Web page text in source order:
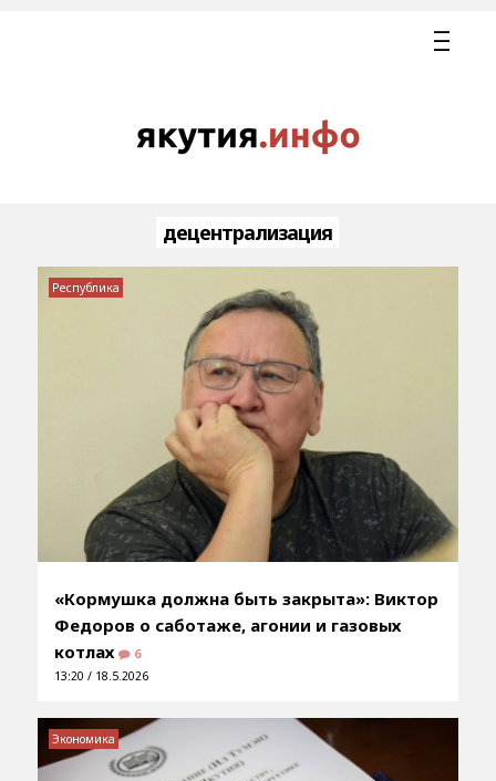
децентрализация
«Кормушка должна быть закрыта»: Виктор
Федоров о саботаже, агонии и газовых
котлах
6
13:20 / 18.5.2026
Республика
Экономика